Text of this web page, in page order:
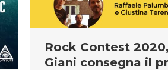
Rock Contest
Giani consegna il